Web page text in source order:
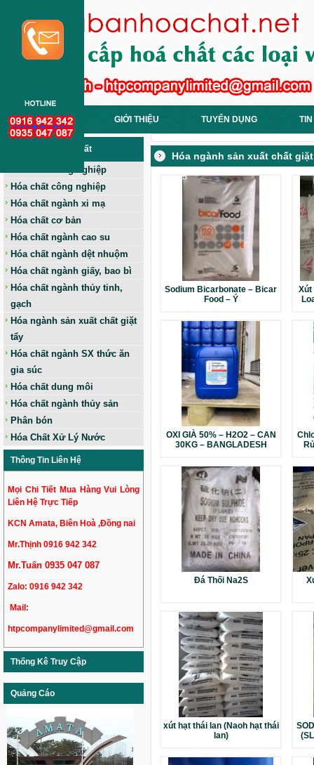
TRANG CHỦ GIỚI THIỆU TUYỂN DỤNG
Các Loại Hoá Chất
Hóa chất nông nghiệp
Hóa chất công nghiệp
Hóa chất ngành xi mạ
Hóa chất cơ bản
Hóa chất ngành cao su
Hóa chất ngành dệt nhuộm
Hóa chất ngành giấy, bao bì
Hóa chất ngành thủy tinh,
gạch
Hóa ngành sản xuất chất giặt
tẩy
Hóa chất ngành SX thức ăn
gia súc
Hóa chất dung môi
Hóa chất ngành thủy sản
Phân bón
Hóa Chất Xử Lý Nước
Thông Tin Liên Hệ
Mọi Chi Tiết Mua Hàng Vui Lòng
Liên Hệ Trực Tiếp
KCN Amata, Biên Hoà ,Đồng nai
Mr.Thịnh 0916 942 342
Mr.Tuấn 0935 047 087
Zalo: 0916 942 342
Mail:
htpcompanylimited@gmail.com
Thống Kê Truy Cập
Quảng Cáo
Hóa ngành sản xuất chất
Sodium Bicarbonate – Bicar
Food – Ý
Xút
OXI GIÀ 50% – H2O2 – CAN
30KG – BANGLADESH
Đá Thối Na2S
xút hạt thái lan (Naoh hạt thái
lan)